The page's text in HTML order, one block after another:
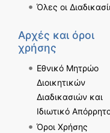
Όλες οι
Αρχές και όροι
χρήσης
Εθνικό Μητρώο
Διοικητικών
Διαδικασιών και
Ιδιωτικό
Όροι Χρήσης